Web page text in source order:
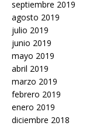
septiembre 2019
agosto 2019
julio 2019
junio 2019
mayo 2019
abril 2019
marzo 2019
febrero 2019
enero 2019
diciembre 2018